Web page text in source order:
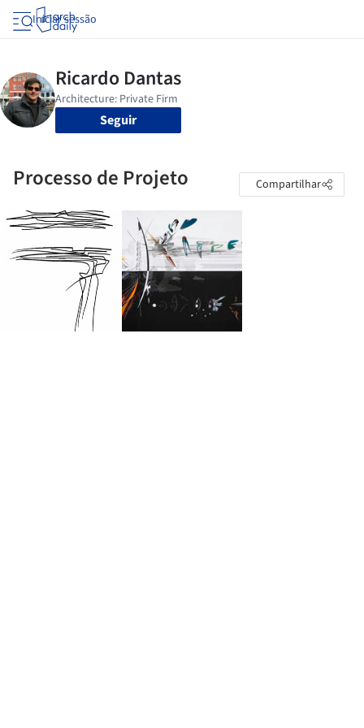
Iniciar sessão
Seguir
Processo de Projeto Compartilhar